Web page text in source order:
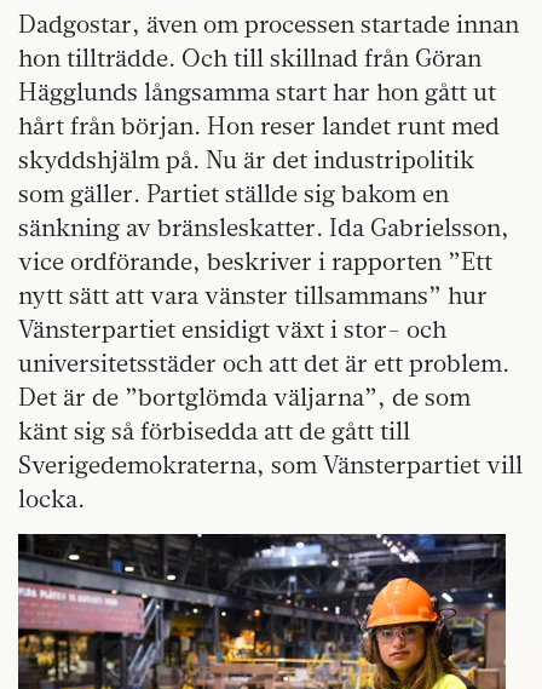
Dadgostar, även om processen startade innan
hon tillträdde. Och till skillnad från Göran
Hägglunds långsamma start har hon gått ut
hårt från början. Hon reser landet runt med
skyddshjälm på. Nu är det industripolitik
som gäller. Partiet ställde sig bakom en
sänkning av bränsleskatter. Ida Gabrielsson,
vice ordförande, beskriver i rapporten ”Ett
nytt sätt att vara vänster tillsammans” hur
Vänsterpartiet ensidigt växt i stor- och
universitetsstäder och att det är ett problem.
Det är de ”bortglömda väljarna”, de som
känt sig så förbisedda att de gått till
Sverigedemokraterna, som Vänsterpartiet vill
locka.